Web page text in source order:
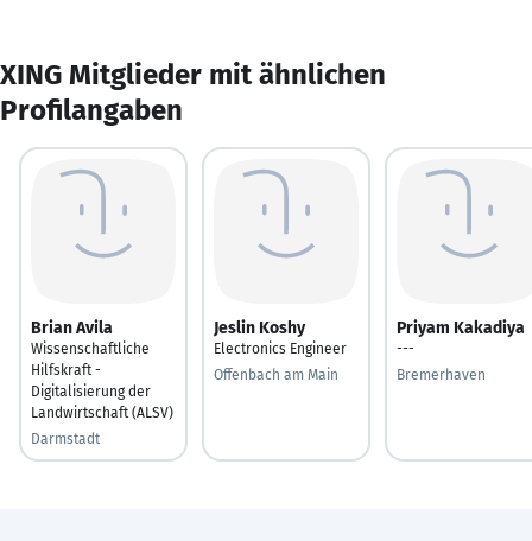
XING Mitglieder mit ähnlichen
Profilangaben
Brian Avila
Wissenschaftliche
Hilfskraft -
Digitalisierung der
Landwirtschaft (ALSV)
Darmstadt
Jeslin Koshy
Electronics Engineer
Offenbach am Main
Priyam Kakadiya
---
Bremerhaven